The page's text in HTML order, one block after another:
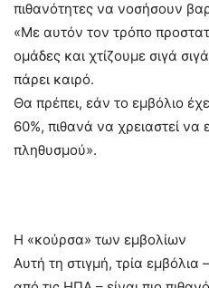
πιθανότητες να νοσήσουν
«Με αυτόν τον τρόπο
ομάδες και χτίζουμε σιγά
πάρει καιρό.
Θα πρέπει, εάν το εμβόλιο
60%, πιθανά να χρειαστεί να
πληθυσμού».
Η «κούρσα» των εμβολίων
Αυτή τη στιγμή, τρία